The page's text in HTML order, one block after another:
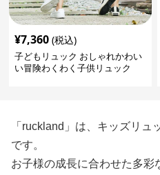
¥7,360 (税込)
子どもリュック おしゃれかわい
い冒険わくわく子供リュック
「ruckland」は、キッズリュ
です。
お子様の成長に合わせた多彩